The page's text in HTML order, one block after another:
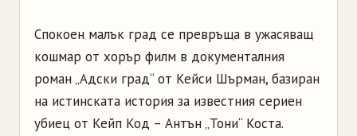
Спокоен малък град се превръща в ужасяващ
кошмар от хорър филм в документалния
роман „Адски град“ от Кейси Шърман, базиран
на истинската история за известния сериен
убиец от Кейп Код – Антън „Тони“ Коста.